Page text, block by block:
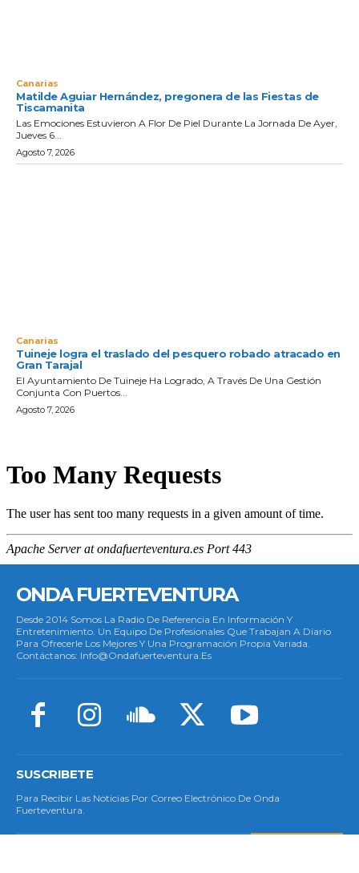
Canarias
Matilde Aguiar Hernández, pregonera de las Fiestas de
Tiscamanita
Las Emociones Estuvieron A Flor De Piel Durante La Jornada De Ayer,
Jueves 6...
Agosto 7, 2026
Canarias
Tuineje logra el traslado del pesquero robado atracado en
Gran Tarajal
El Ayuntamiento De Tuineje Ha Logrado, A Través De Una Gestión
Conjunta Con Puertos...
Agosto 7, 2026
ONDA FUERTEVENTURA
Desde 2014 Somos La Radio De Referencia En Información Y
Entretenimiento. Un Equipo De Profesionales Que Trabajan A Diario
Para Ofrecerle Los Mejores Y Una Programación Propia Variada.
Contáctanos: Info@ondafuerteventura.es
SUSCRIBETE
Para Recibir Las Noticias Por Correo Electrónico De Onda
Fuerteventura.